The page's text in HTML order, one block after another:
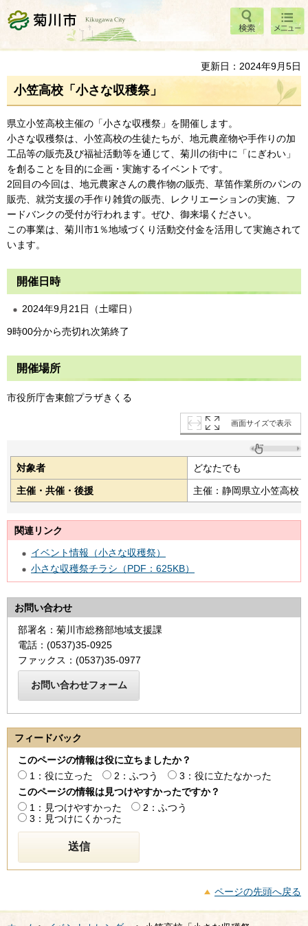
菊川市 検索
メニ
ュー
更新日：2024年9月5日
小笠高校「小さな収穫祭」
県立小笠高校主催の「小さな収穫祭」を開催します。
小さな収穫祭は、小笠高校の生徒たちが、地元農産物や手作りの加
工品等の販売及び福祉活動等を通じて、菊川の街中に「にぎわい」
を創ることを目的に企画・実施するイベントです。
2回目の今回は、地元農家さんの農作物の販売、草笛作業所のパンの
販売、就労支援の手作り雑貨の販売、レクリエーションの実施、フ
ードバンクの受付が行われます。ぜひ、御来場ください。
この事業は、菊川市1％地域づくり活動交付金を活用して実施されて
います。
開催日時
2024年9月21日（土曜日）
9時00分から売切れ次第終了
開催場所
市役所庁舎東館プラザきくる
画面サイズで表示
対象者 どなたでも
主催・共催・後援 主催：静岡県立小笠高校
関連リンク
イベント情報（小さな収穫祭）
小さな収穫祭チラシ（PDF：625KB）
お問い合わせ
部署名：菊川市総務部地域支援課
電話：(0537)35-0925
ファックス：(0537)35-0977
フィードバック
このページの情報は役に立ちましたか？
1：役に立った
2：ふつう
3：役に立たなかった
このページの情報は見つけやすかったですか？
1：見つけやすかった
2：ふつう
3：見つけにくかった
ページの先頭へ戻る